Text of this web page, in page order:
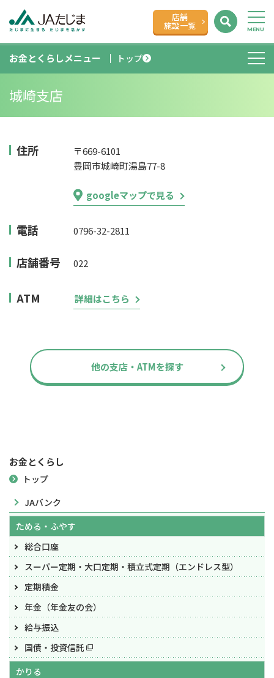
店舗
施設一覧
お金とくらしメニュー トップ
城崎支店
住所
〒669-6101
豊岡市城崎町湯島77-8
googleマップで見る
電話 0796-32-2811
店舗番号 022
ATM 詳細はこちら
他の支店・ATMを探す
お金とくらし
トップ
JAバンク
ためる・ふやす
総合口座
スーパー定期・大口定期・ 積立式定期（エンドレス型）
定期積金
年金（年金友の会）
給与振込
国債・投資信託
かりる